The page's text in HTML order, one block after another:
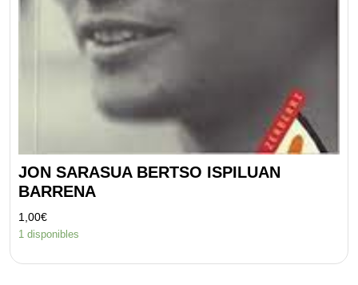
JON SARASUA BERTSO ISPILUAN
BARRENA
1,00€
1 disponibles